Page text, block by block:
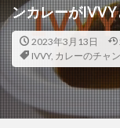
ンカレーが
2023年3月13日
IVVY, カレーのチャ